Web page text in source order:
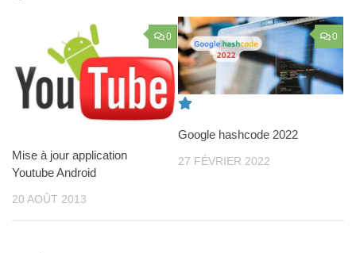
0
Mise à jour application
Youtube Android
20 AOÛT 2013
0
Google hashcode 2022
27 FÉVRIER 2022